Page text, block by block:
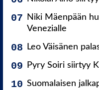
Niki Mäenpään
Venezialle
Leo Väisänen
Pyry Soiri siirtyy
Suomalaisen